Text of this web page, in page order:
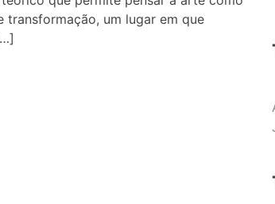
um lugar em que